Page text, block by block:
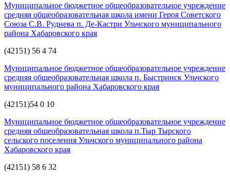
Муниципальное бюджетное общеобразовательное учреждение
средняя общеобразовательная школа имени Героя Советского
Союза С.В. Руднева п. Де-Кастри Ульчского муниципального
района Хабаровского края
(42151) 56 4 74
Муниципальное бюджетное общеобразовательное учреждение
средняя общеобразовательная школа п. Быстринск Ульчского
муниципального района Хабаровского края
(42151)54 0 10
Муниципальное бюджетное общеобразовательное учреждение
средняя общеобразовательная школа п.Тыр Тырского
сельского поселения Ульчского муниципального района
Хабаровского края
(42151) 58 6 32